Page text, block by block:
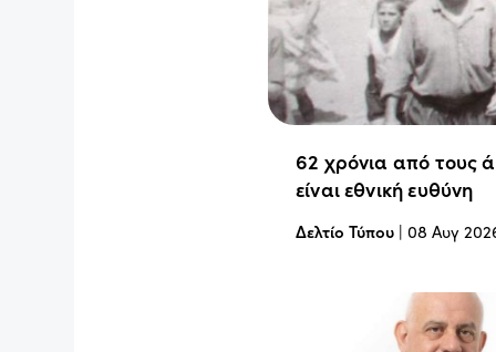
62 χρόνια από τους
είναι εθνική ευθύνη
Δελτίο Τύπου | 08 Αυγ